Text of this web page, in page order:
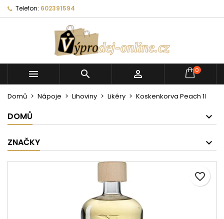
Telefon: 602391594
   0
Domů Nápoje Lihoviny Likéry Koskenkorva Peach 1l
DOMŮ
ZNAČKY
favorite_border